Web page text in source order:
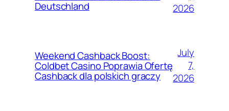
Deutschland
2026
Weekend Cashback Boost:
Coldbet Casino Poprawia Ofertę
Cashback dla polskich graczy
July
7,
2026